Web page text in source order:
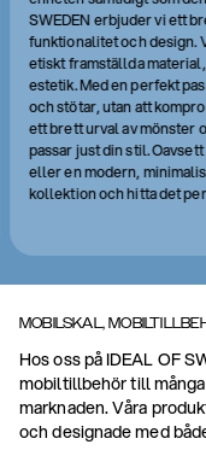
SWEDEN erbjuder vi ett
funktionalitet och design.
etiskt framställda
estetik. Med en perfekt
och stötar, utan att
ett brett urval av mönster
passar just din stil.
eller en modern,
kollektion och hitta det
MOBILSKAL,
Hos oss på IDEAL OF
mobiltillbehör till
marknaden. Våra
och designade med